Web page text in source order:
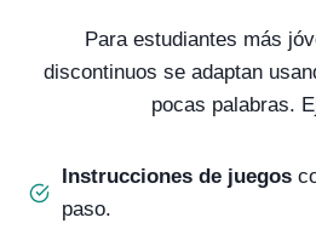
Para estudiantes más
discontinuos se adaptan
pocas palabras.
Instrucciones de juegos
paso.